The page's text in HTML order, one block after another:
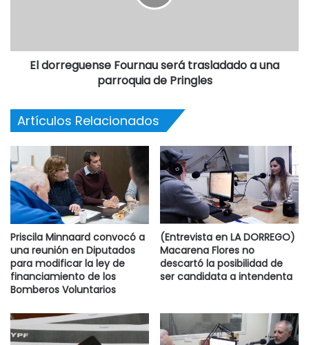
El dorreguense Fournau será trasladado a una
parroquia de Pringles
Artículos Relacionados
Priscila Minnaard convocó a
una reunión en Diputados
para modificar la ley de
financiamiento de los
Bomberos Voluntarios
(Entrevista en LA DORREGO)
Macarena Flores no
descartó la posibilidad de
ser candidata a intendenta